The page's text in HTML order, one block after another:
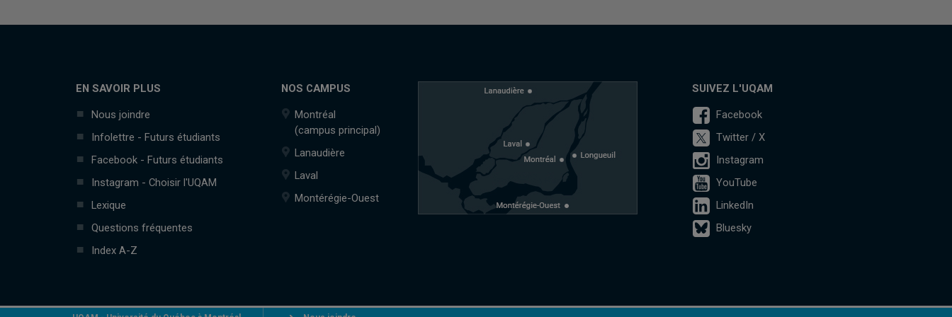
EN SAVOIR PLUS
Nous joindre
Infolettre - Futurs étudiants
Facebook - Futurs étudiants
Instagram - Choisir l'UQAM
Lexique
Questions fréquentes
Index A-Z
NOS CAMPUS
Montréal
(campus principal)
Lanaudière
Laval
Montérégie-Ouest
SUIVEZ L'UQAM
Facebook
Twitter / X
Instagram
YouTube
LinkedIn
Bluesky